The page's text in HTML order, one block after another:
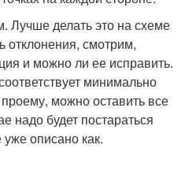
Лучше делать это на схеме
отклонения, смотрим,
и можно ли ее исправить.
минимально
можно оставить все
надо будет постараться
описано как.